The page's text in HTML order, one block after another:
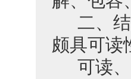
二、
颇具可读
可读